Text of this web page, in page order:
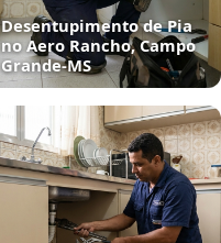
Desentupimento de Pia
no Aero Rancho, Campo
Grande‑MS